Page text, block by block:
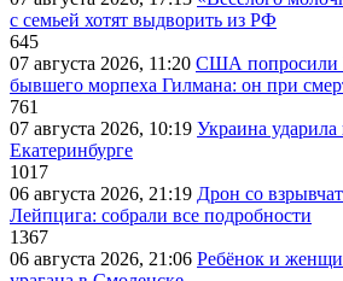
с семьей хотят выдворить из РФ
645
07 августа 2026, 11:20 США попросили
бывшего морпеха Гилмана: он при
761
07 августа 2026, 10:19 Украина ударила
Екатеринбурге
1017
06 августа 2026, 21:19 Дрон со
Лейпцига: собрали все подробности
1367
06 августа 2026, 21:06 Ребёнок и